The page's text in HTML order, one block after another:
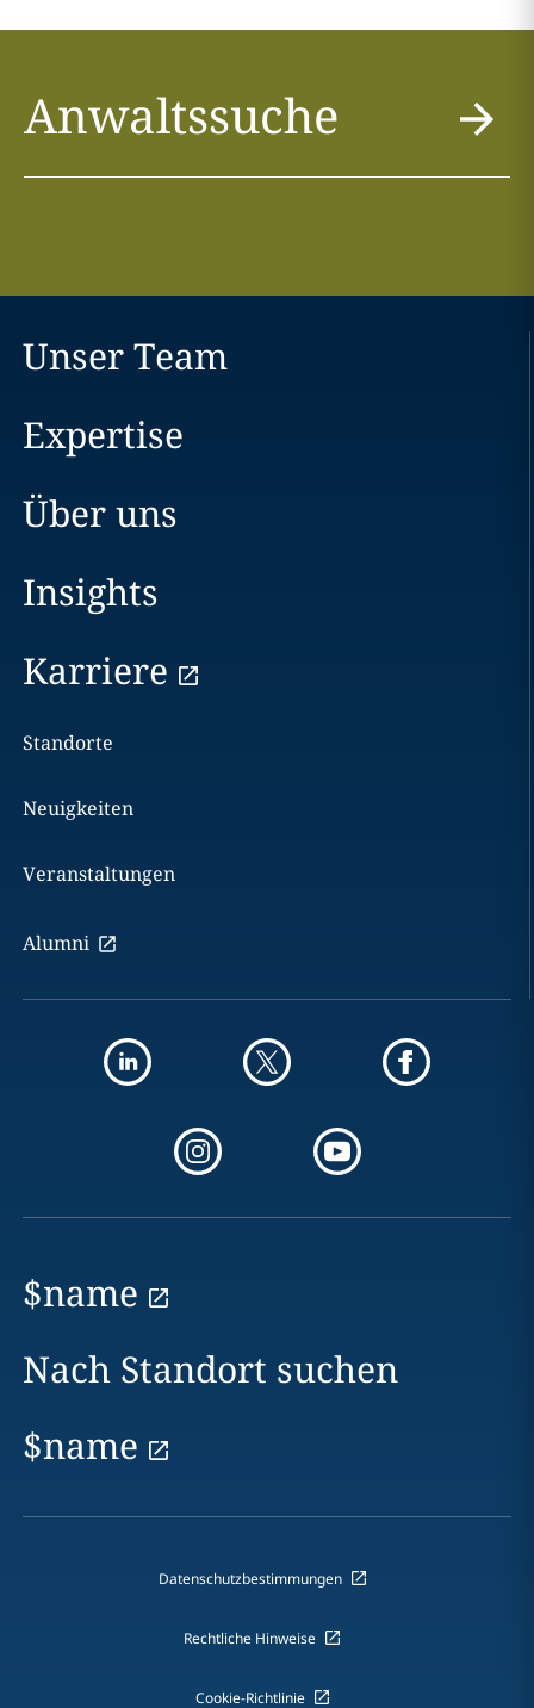
Anwaltssuche
Unser Team
Expertise
Über uns
Insights
Karriere
Standorte
Neuigkeiten
Veranstaltungen
Alumni
$name
Nach Standort suchen
$name
Datenschutzbestimmungen
Rechtliche Hinweise
Cookie-Richtlinie